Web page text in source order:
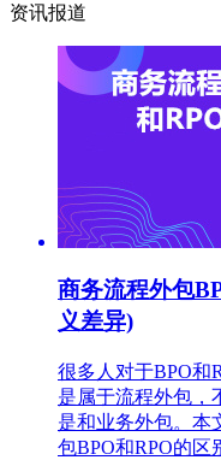
资讯报道
商务流程外包
义差异)
很多人对于BPO和
是属于流程外包，
是和业务外包。本
包BPO和RPO的